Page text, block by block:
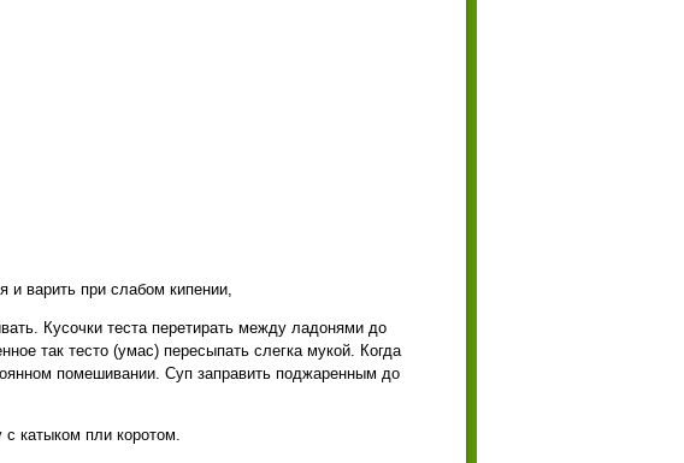
и варить при слабом кипении,
Кусочки теста перетирать между ладонями до
так тесто (умас) пересыпать слегка мукой. Когда
помешивании. Суп заправить поджаренным до
с катыком пли коротом.